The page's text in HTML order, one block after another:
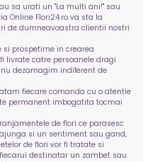
sa urati un "La multi ani!" sau
Online Flori24.ro va sta la
de dumneavoastra clientii nostri
prospetime in crearea
livrate catre persoanele dragi
dezamagim indiferent de
fiecare comanda cu o atentie
permanent imbogatita tocmai
de flori ce parasesc
si un sentiment sau gand,
de flori vor fi tratate si
destinatar un zambet sau